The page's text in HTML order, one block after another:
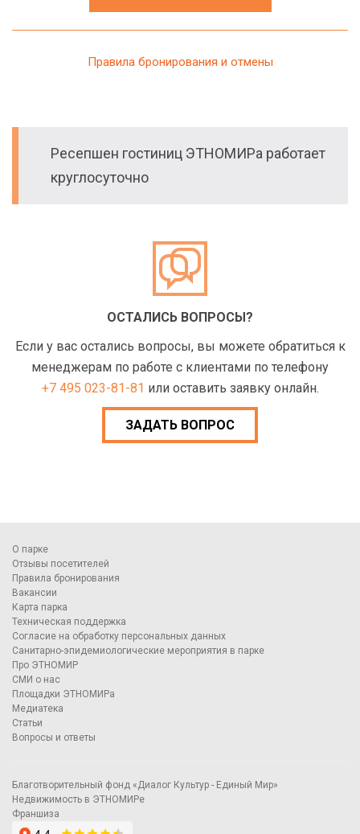
Правила бронирования и отмены
Ресепшен гостиниц ЭТНОМИРа работает
круглосуточно
ОСТАЛИСЬ ВОПРОСЫ?
Если у вас остались вопросы, вы можете обратиться к
менеджерам по работе с клиентами по телефону
+7 495 023-81-81 или оставить заявку онлайн.
ЗАДАТЬ ВОПРОС
О парке
Отзывы посетителей
Правила бронирования
Вакансии
Карта парка
Техническая поддержка
Согласие на обработку персональных данных
Санитарно-эпидемиологические мероприятия в парке
Про ЭТНОМИР
СМИ о нас
Площадки ЭТНОМИРа
Медиатека
Статьи
Вопросы и ответы
Благотворительный фонд «Диалог Культур - Единый Мир»
Недвижимость в ЭТНОМИРе
Франшиза